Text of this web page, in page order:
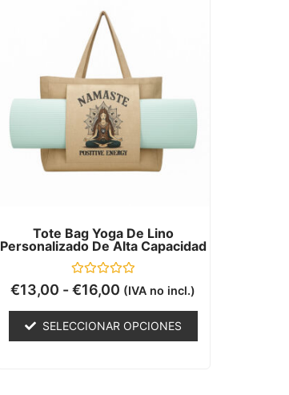
Tote Bag Yoga De Lino
Personalizado De Alta Capacidad
Valorado
con
5
€13,00 -€16,00 (IVA no incl.)
SELECCIONAR OPCIONES